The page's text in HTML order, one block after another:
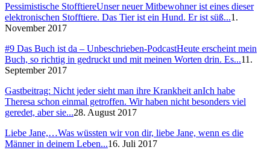
Pessimistische StofftiereUnser neuer Mitbewohner ist eines dieser
elektronischen Stofftiere. Das Tier ist ein Hund. Er ist süß...1.
November 2017
#9 Das Buch ist da – Unbeschrieben-PodcastHeute erscheint mein
Buch, so richtig in gedruckt und mit meinen Worten drin. Es...11.
September 2017
Gastbeitrag: Nicht jeder sieht man ihre Krankheit anIch habe
Theresa schon einmal getroffen. Wir haben nicht besonders viel
geredet, aber sie...28. August 2017
Liebe Jane,…Was wüssten wir von dir, liebe Jane, wenn es die
Männer in deinem Leben...16. Juli 2017